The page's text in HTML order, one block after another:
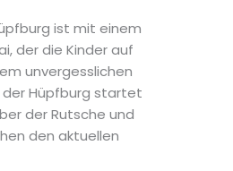
ist mit einem
der die Kinder auf
unvergesslichen
der Hüpfburg startet
der Rutsche und
den aktuellen